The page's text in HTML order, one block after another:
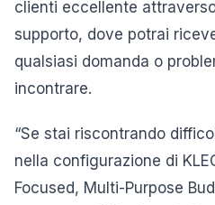
clienti eccellente
supporto, dove potrai
qualsiasi domanda o
incontrare.
“Se stai riscontrando
nella configurazione di
Focused, Multi-Purpose